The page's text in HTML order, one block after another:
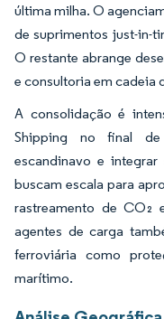
última milha. O
de suprimentos just-in-
O restante abrange
e consultoria em cadeia
A consolidação é
Shipping no final
escandinavo e
buscam escala para
rastreamento de CO₂
agentes de carga
ferroviária como
marítimo.